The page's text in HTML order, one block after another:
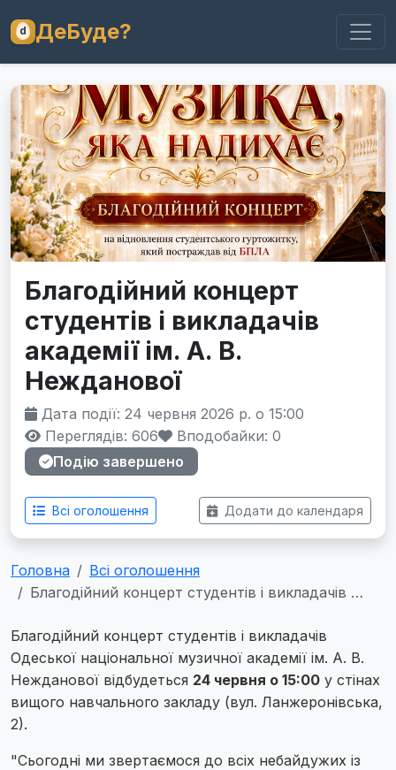
ДеБуде?
Благодійний концерт
студентів і викладачів
академії ім. А. В.
Нежданової
Дата події: 24 червня 2026 р. о 15:00
Переглядів: 606
Вподобайки: 0
Подію завершено
Всі оголошення Додати до календаря
Головна
Всі оголошення
Благодійний концерт студентів і викладачів …
Благодійний концерт студентів і викладачів
Одеської національної музичної академії ім. А. В.
Нежданової відбудеться 24 червня о 15:00 у стінах
вищого навчального закладу (вул. Ланжеронівська,
2).
"Сьогодні ми звертаємося до всіх небайдужих із